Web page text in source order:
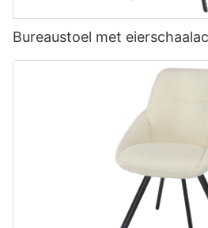
Bureaustoel met